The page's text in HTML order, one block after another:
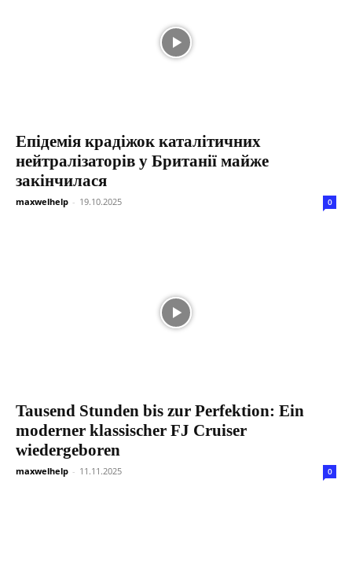
Епідемія крадіжок каталітичних
нейтралізаторів у Британії майже
закінчилася
maxwelhelp - 19.10.2025 0
Tausend Stunden bis zur Perfektion: Ein
moderner klassischer FJ Cruiser
wiedergeboren
maxwelhelp - 11.11.2025 0